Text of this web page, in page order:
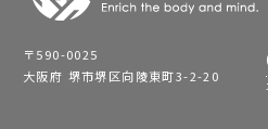
〒590-0025
大阪府 堺市堺区向陵東町3-2-20